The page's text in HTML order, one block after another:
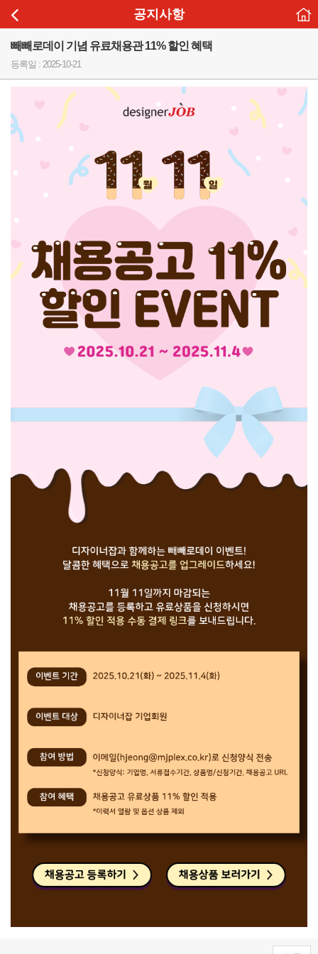
공지사항
빼빼로데이 기념 유료채용관 11% 할인 혜택
등록일 : 2025-10-21